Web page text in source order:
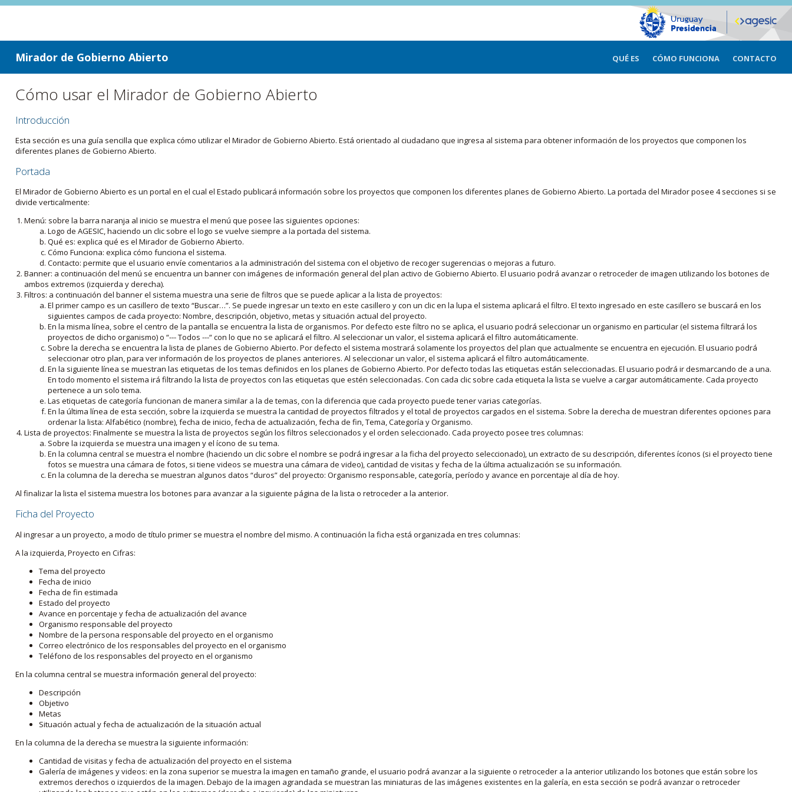
ir a contenido
ir al menú
Mirador de Gobierno Abierto QUÉ ES CÓMO FUNCIONA CONTACTO
Cómo usar el Mirador de Gobierno Abierto
Introducción
Esta sección es una guía sencilla que explica cómo utilizar el Mirador de Gobierno Abierto. Está orientado al ciudadano que ingresa al sistema para obtener información de los proyectos que componen los
diferentes planes de Gobierno Abierto.
Portada
El Mirador de Gobierno Abierto es un portal en el cual el Estado publicará información sobre los proyectos que componen los diferentes planes de Gobierno Abierto. La portada del Mirador posee 4 secciones si se
divide verticalmente:
Menú: sobre la barra naranja al inicio se muestra el menú que posee las siguientes opciones:
Logo de AGESIC, haciendo un clic sobre el logo se vuelve siempre a la portada del sistema.
Qué es: explica qué es el Mirador de Gobierno Abierto.
Cómo Funciona: explica cómo funciona el sistema.
Contacto: permite que el usuario envíe comentarios a la administración del sistema con el objetivo de recoger sugerencias o mejoras a futuro.
Banner: a continuación del menú se encuentra un banner con imágenes de información general del plan activo de Gobierno Abierto. El usuario podrá avanzar o retroceder de imagen utilizando los botones de
ambos extremos (izquierda y derecha).
Filtros: a continuación del banner el sistema muestra una serie de filtros que se puede aplicar a la lista de proyectos:
El primer campo es un casillero de texto “Buscar…”. Se puede ingresar un texto en este casillero y con un clic en la lupa el sistema aplicará el filtro. El texto ingresado en este casillero se buscará en los
siguientes campos de cada proyecto: Nombre, descripción, objetivo, metas y situación actual del proyecto.
En la misma línea, sobre el centro de la pantalla se encuentra la lista de organismos. Por defecto este filtro no se aplica, el usuario podrá seleccionar un organismo en particular (el sistema filtrará los
proyectos de dicho organismo) o “--- Todos ---“ con lo que no se aplicará el filtro. Al seleccionar un valor, el sistema aplicará el filtro automáticamente.
Sobre la derecha se encuentra la lista de planes de Gobierno Abierto. Por defecto el sistema mostrará solamente los proyectos del plan que actualmente se encuentra en ejecución. El usuario podrá
seleccionar otro plan, para ver información de los proyectos de planes anteriores. Al seleccionar un valor, el sistema aplicará el filtro automáticamente.
En la siguiente línea se muestran las etiquetas de los temas definidos en los planes de Gobierno Abierto. Por defecto todas las etiquetas están seleccionadas. El usuario podrá ir desmarcando de a una.
En todo momento el sistema irá filtrando la lista de proyectos con las etiquetas que estén seleccionadas. Con cada clic sobre cada etiqueta la lista se vuelve a cargar automáticamente. Cada proyecto
pertenece a un solo tema.
Las etiquetas de categoría funcionan de manera similar a la de temas, con la diferencia que cada proyecto puede tener varias categorías.
En la última línea de esta sección, sobre la izquierda se muestra la cantidad de proyectos filtrados y el total de proyectos cargados en el sistema. Sobre la derecha de muestran diferentes opciones para
ordenar la lista: Alfabético (nombre), fecha de inicio, fecha de actualización, fecha de fin, Tema, Categoría y Organismo.
Lista de proyectos: Finalmente se muestra la lista de proyectos según los filtros seleccionados y el orden seleccionado. Cada proyecto posee tres columnas:
Sobre la izquierda se muestra una imagen y el ícono de su tema.
En la columna central se muestra el nombre (haciendo un clic sobre el nombre se podrá ingresar a la ficha del proyecto seleccionado), un extracto de su descripción, diferentes íconos (si el proyecto tiene
fotos se muestra una cámara de fotos, si tiene videos se muestra una cámara de video), cantidad de visitas y fecha de la última actualización se su información.
En la columna de la derecha se muestran algunos datos “duros” del proyecto: Organismo responsable, categoría, período y avance en porcentaje al día de hoy.
Al finalizar la lista el sistema muestra los botones para avanzar a la siguiente página de la lista o retroceder a la anterior.
Ficha del Proyecto
Al ingresar a un proyecto, a modo de título primer se muestra el nombre del mismo. A continuación la ficha está organizada en tres columnas:
A la izquierda, Proyecto en Cifras:
Tema del proyecto
Fecha de inicio
Fecha de fin estimada
Estado del proyecto
Avance en porcentaje y fecha de actualización del avance
Organismo responsable del proyecto
Nombre de la persona responsable del proyecto en el organismo
Correo electrónico de los responsables del proyecto en el organismo
Teléfono de los responsables del proyecto en el organismo
En la columna central se muestra información general del proyecto:
Descripción
Objetivo
Metas
Situación actual y fecha de actualización de la situación actual
En la columna de la derecha se muestra la siguiente información:
Cantidad de visitas y fecha de actualización del proyecto en el sistema
Galería de imágenes y videos: en la zona superior se muestra la imagen en tamaño grande, el usuario podrá avanzar a la siguiente o retroceder a la anterior utilizando los botones que están sobre los
extremos derechos o izquierdos de la imagen. Debajo de la imagen agrandada se muestran las miniaturas de las imágenes existentes en la galería, en esta sección se podrá avanzar o retroceder